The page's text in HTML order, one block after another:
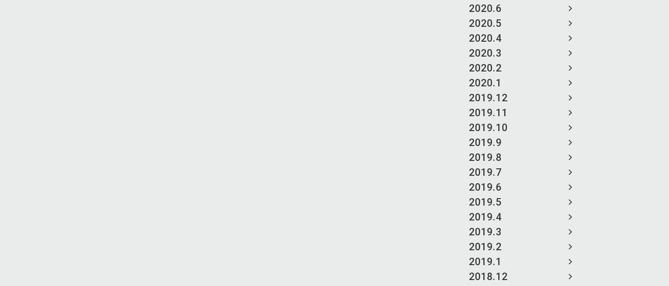
2020.6
2020.5
2020.4
2020.3
2020.2
2020.1
2019.12
2019.11
2019.10
2019.9
2019.8
2019.7
2019.6
2019.5
2019.4
2019.3
2019.2
2019.1
2018.12